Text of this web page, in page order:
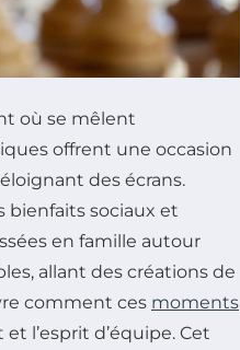
où se mêlent
offrent une occasion
des écrans.
sociaux et
en famille autour
allant des créations de
comment ces moments
l’esprit d’équipe. Cet